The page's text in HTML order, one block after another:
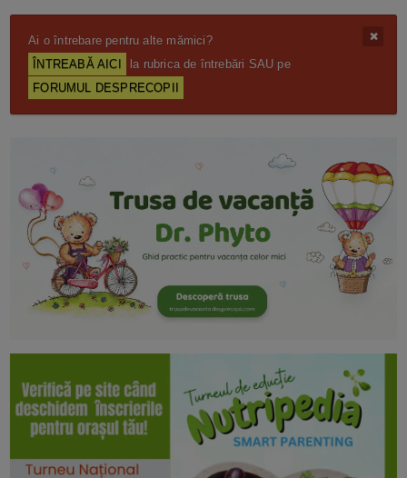
Ai o întrebare pentru alte mămici?
ÎNTREABĂ AICI
la rubrica de întrebări SAU pe
FORUMUL DESPRECOPII